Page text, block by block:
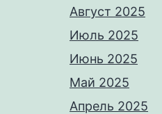
Август 2025
Июль 2025
Июнь 2025
Май 2025
Апрель 2025